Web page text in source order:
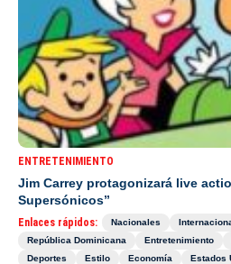
ENTRETENIMIENTO
Jim Carrey protagonizará live
Supersónicos”
Enlaces rápidos: Nacionales
República Dominicana
Entretenimiento
Deportes
Estilo Economía Estados